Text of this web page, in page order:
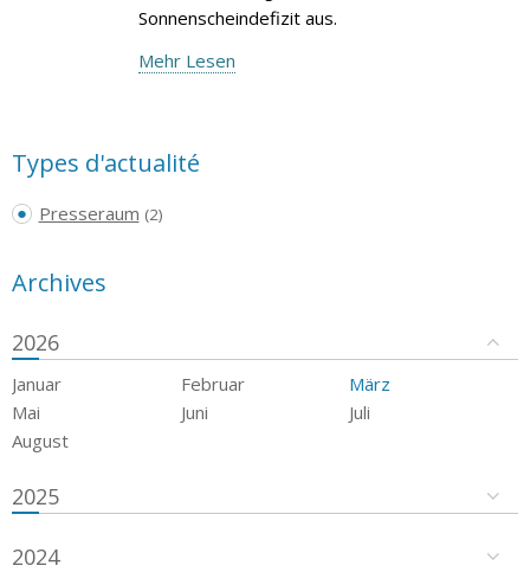
Sonnenscheindefizit aus.
Mehr Lesen
Types d'actualité
Presseraum (2)
Archives
2026
Januar Februar
März
Mai
Juni
Juli
August
2025
2024